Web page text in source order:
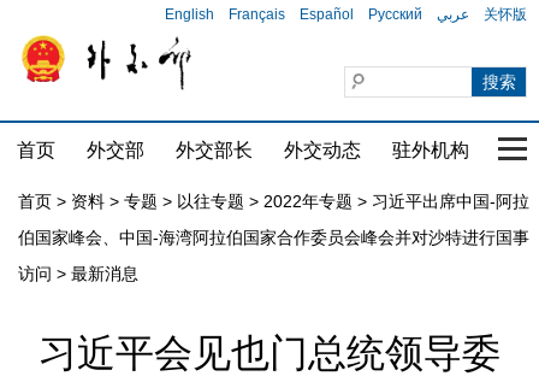
English Français Español Русский عربي 关怀版
首页 外交部 外交部长 外交动态 驻外机构 国
首页 > 资料 > 专题 > 以往专题 > 2022年专题 > 习近平出席中国-阿拉
伯国家峰会、中国-海湾阿拉伯国家合作委员会峰会并对沙特进行国事
访问 > 最新消息
习近平会见也门总统领导委